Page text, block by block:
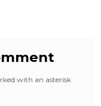
with an asterisk